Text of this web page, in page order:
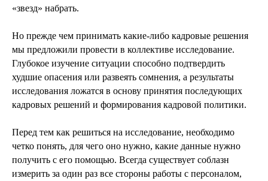
«звезд» набрать.
Но прежде чем принимать какие-либо кадровые решения
мы предложили провести в коллективе исследование.
Глубокое изучение ситуации способно подтвердить
худшие опасения или развеять сомнения, а результаты
исследования ложатся в основу принятия последующих
кадровых решений и формирования кадровой политики.
Перед тем как решиться на исследование, необходимо
четко понять, для чего оно нужно, какие данные нужно
получить с его помощью. Всегда существует соблазн
измерить за один раз все стороны работы с персоналом,